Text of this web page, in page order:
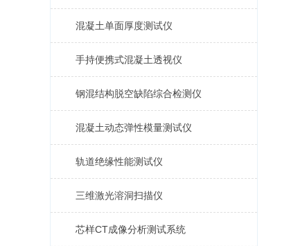
混凝土单面厚度测试仪
手持便携式混凝土透视仪
钢混结构脱空缺陷综合检测仪
混凝土动态弹性模量测试仪
轨道绝缘性能测试仪
三维激光溶洞扫描仪
芯样CT成像分析测试系统